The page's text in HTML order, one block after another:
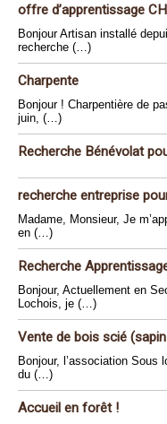
offre d’apprentissage
Bonjour Artisan installé
recherche (…)
Charpente
Bonjour ! Charpentière de
juin, (…)
Recherche Bénévolat
recherche entreprise
Madame, Monsieur, Je
en (…)
Recherche
Bonjour, Actuellement en
Lochois, je (…)
Vente de bois scié
Bonjour, l’association Sous
du (…)
Accueil en forêt !